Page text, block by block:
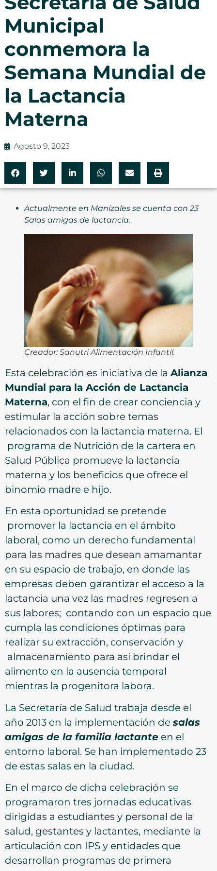
Municipal
conmemora la
Semana Mundial de
la Lactancia
Materna
Agosto 9, 2023
Actualmente en Manizales se cuenta con 23
Salas amigas de lactancia.
Creador: Sanutri Alimentación Infantil.
Esta celebración es iniciativa de la Alianza
Mundial para la Acción de Lactancia
Materna, con el fin de crear conciencia y
estimular la acción sobre temas
relacionados con la lactancia materna. El
programa de Nutrición de la cartera en
Salud Pública promueve la lactancia
materna y los beneficios que ofrece el
binomio madre e hijo.
En esta oportunidad se pretende
promover la lactancia en el ámbito
laboral, como un derecho fundamental
para las madres que desean amamantar
en su espacio de trabajo, en donde las
empresas deben garantizar el acceso a la
lactancia una vez las madres regresen a
sus labores; contando con un espacio que
cumpla las condiciones óptimas para
realizar su extracción, conservación y
almacenamiento para así brindar el
alimento en la ausencia temporal
mientras la progenitora labora.
La Secretaría de Salud trabaja desde el
año 2013 en la implementación de salas
amigas de la familia lactante en el
entorno laboral. Se han implementado 23
de estas salas en la ciudad.
En el marco de dicha celebración se
programaron tres jornadas educativas
dirigidas a estudiantes y personal de la
salud, gestantes y lactantes, mediante la
articulación con IPS y entidades que
desarrollan programas de primera